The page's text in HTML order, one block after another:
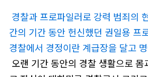
경찰과 프로파일러로 강력 범죄의
간의 기간 동안 헌신했던 권일용 프
경찰에서 경정이란 계급장을 달고
오랜 기간 동안의 경찰 생활으로 몸